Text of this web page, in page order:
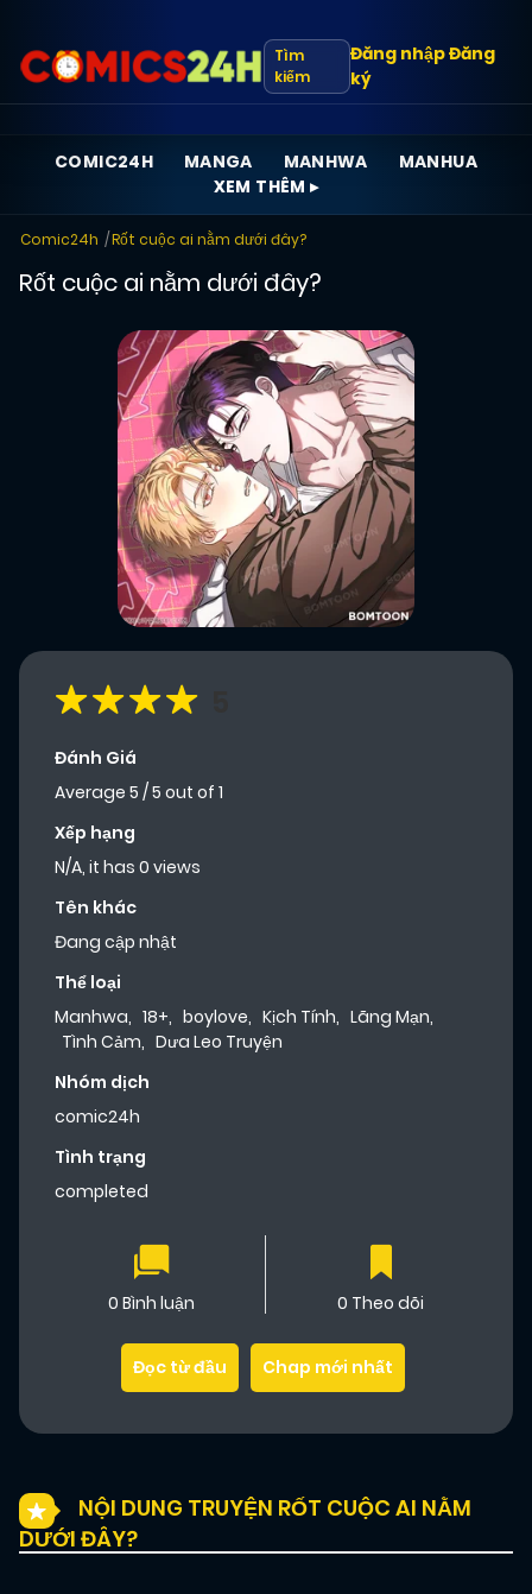
Tìm
kiếm
Đăng nhậpĐăng
ký
COMIC24H MANGA MANHWA
MANHUA
XEM THÊM ▸
Comic24h Rốt cuộc ai nằm dưới đây?
Rốt cuộc ai nằm dưới đây?
Đánh Giá
Average 5 /5 out of 1
Xếp hạng
N/A, it has 0 views
Tên khác
Đang cập nhật
Thể loại
Manhwa, 18+, boylove, Kịch Tính, Lãng Mạn,
Tình Cảm, Dưa Leo Truyện
Nhóm dịch
comic24h
Tình trạng
completed
0 Bình luận 0 Theo dõi
Đọc từ đầu Chap mới nhất
NỘI DUNG TRUYỆN RỐT CUỘC AI NẰM
DƯỚI ĐÂY?